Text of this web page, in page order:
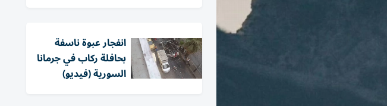
انفجار عبوة ناسفة
بحافلة ركاب في جرمانا
السورية (فيديو)